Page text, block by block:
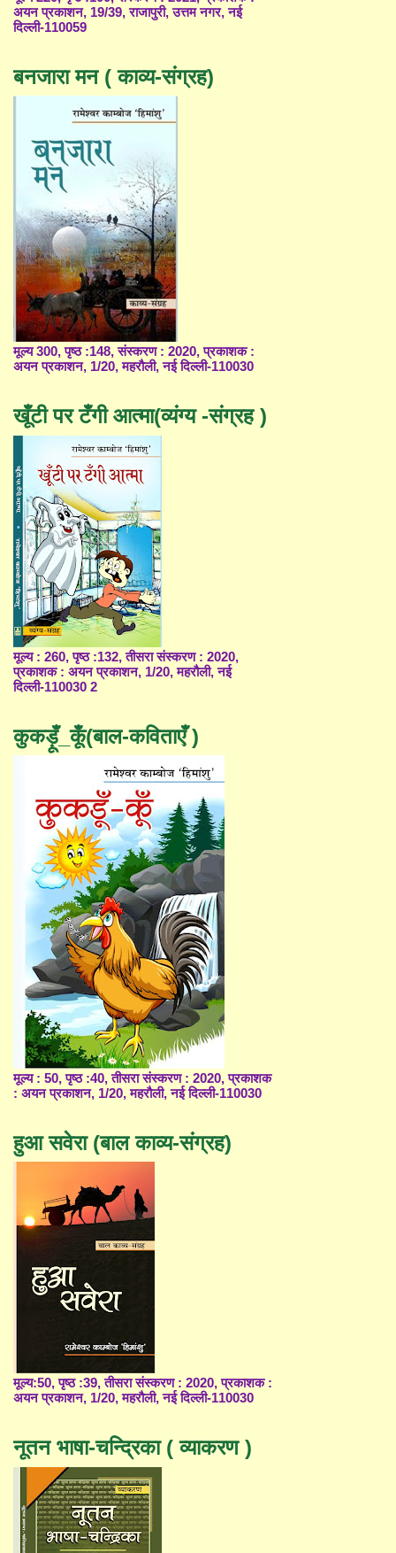
अयन प्रकाशन, 19/39, राजापुरी, उत्तम नगर, नई
दिल्ली-110059
बनजारा मन ( काव्य-संग्रह)
मूल्य 300, पृष्ठ :148, संस्करण : 2020, प्रकाशक :
अयन प्रकाशन, 1/20, महरौली, नई दिल्ली-110030
खूँटी पर टँगी आत्मा(व्यंग्य -संग्रह )
मूल्य : 260, पृष्ठ :132, तीसरा संस्करण : 2020,
प्रकाशक : अयन प्रकाशन, 1/20, महरौली, नई
दिल्ली-110030 2
कुकड़ूँ_कूँ(बाल-कविताएँ )
मूल्य : 50, पृष्ठ :40, तीसरा संस्करण : 2020, प्रकाशक
: अयन प्रकाशन, 1/20, महरौली, नई दिल्ली-110030
हुआ सवेरा (बाल काव्य-संग्रह)
मूल्य:50, पृष्ठ :39, तीसरा संस्करण : 2020, प्रकाशक :
अयन प्रकाशन, 1/20, महरौली, नई दिल्ली-110030
नूतन भाषा-चन्द्रिका ( व्याकरण )